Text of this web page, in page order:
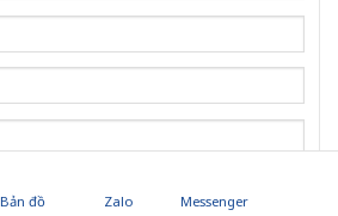
Bản đồ Zalo Messenger